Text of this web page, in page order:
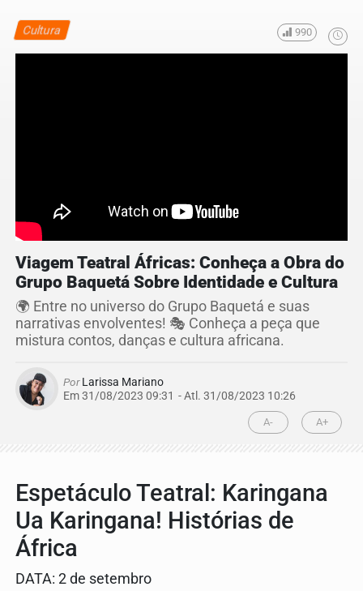
Cultura 990
Viagem Teatral Áfricas: Conheça a Obra do
Grupo Baquetá Sobre Identidade e Cultura
🌍 Entre no universo do Grupo Baquetá e suas
narrativas envolventes! 🎭 Conheça a peça que
mistura contos, danças e cultura africana.
PorLarissa Mariano
Em 31/08/2023 09:31 - Atl. 31/08/2023 10:26
A- A+
Espetáculo Teatral: Karingana
Ua Karingana! Histórias de
África
DATA: 2 de setembro